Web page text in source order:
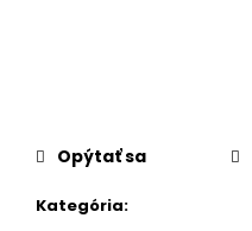
Kategória:
Opýtať sa